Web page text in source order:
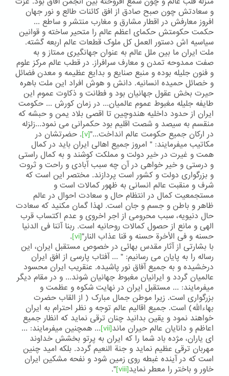
و سعادتش چون صبح صادق از افق کائنات طالع و نور جهان
افروز معارفش در اقطار مشارق و مغارب منتشر و ساطع ...
حکمت حکومتش حکمای اعظم عالم را متحیر ساخته و قوانین
سیاسیه اش دستور العمل کل ملوک قطعات عالم اربعه گشته.
ملت ایران ما بین ملل عالم به عنوان جهانگیری ممتاز و به
صفت ممدوحه تمدن و معارف سرافراز. در قطب عالم مرکز علوم
و فنون جلیله بوده و منبع صنایع و بدایع عظیمه و معدن فضائل
و خصائل حمیده انسانیه. دانش و هوش افراد این ملت باهره
حیرت بخش عقول جهانیان بود و فطانت و ذکاوت عموم این
طایفه جلیله مغبوط عموم عالمیان... در زمان کورش ... حکومت
ایران از حدود داخلیه هندوچین تا اقصی بلاد یمن و حبشه که
منقسم به سیصد و شصت اقلیم بود حکمرانی می نمود...زلزله
در ارکان جمیع حکومت عالم انداخت..."[v] . حضرتشان در
مکاتیب میفرمایند: " امروز جمیع اهالی ایران باید در کمال
همت و غیرت در خیر دولت و مملکت کوشند و به کمال راستی
و درستی و خیر خواهی در آن چه سبب آبادی و راحت و ثروت
و بزرگواری دولت و کشور است پردازند. مختصر این است که
شرف و منقبت عالم انسانی به ظهور کمالات است و
مستجمعیت کمال در انتظام حال و سعادت احوال در عالم
ظاهر و باطن و جسم و جان است. لهذا گمان مکنید که سعادت
حال دنیویه، سبب محرومی از اجر اخروی و عدم اکتساب قرب
الهی و مانع از حصول کمالات روحانیه است. ربنا آتنا فی الدنیا
حسنه و فی الأخرة حسنه و قنا عذاب النار"[vi]
.
با بشارتی از آثار مقدس بهائی در خصوص مستقبل ایران، این
رساله را به پایان می رسانیم: " ... آفتاب پارسی از افق ایران
درخشیده و به جمیع آفاق نور پاشیده. عنقریب ایران محسود
عالمیان گردد و ایرانیان مغبوط جهانیان شوند... و در مقام دیگر
میفرمایند: ... مستقبل ایران در نهایت شکوه و عظمت و
بزرگواری است. زیرا موطن جمال مبارک ( از القاب حضرت
بهاءالله) است. جمیع اقالیم عالم توجه و نظر احترام به ایران
خواهند نمود و یقین بدانید چنان ترقی نماید که انظار جمیع
اعاظم و دانایان عالم حیران ماند[vii]
... همچنین میفرمایند: ...
ای یاران، مژده باد شما را که ایران به پرتو بخشش خداوند
مهربان ترقی عظیم نماید و جنة النعیم گردد. بلکه امید چنین
است که در آینده غبطه روی زمین شود و نفحه مشکین ایران
خاور و باختر را معطر نماید[viii]
".